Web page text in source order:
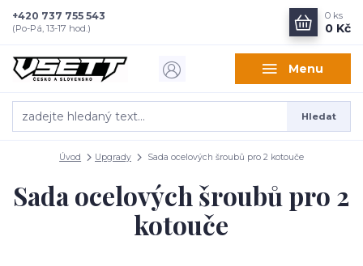
Menu
Hledat
+420 737 755 543
(Po-Pá, 13-17 hod.)
0 ks
0 Kč
Úvod Upgrady Sada ocelových šroubů pro 2 kotouče
Sada ocelových šroubů pro 2
kotouče